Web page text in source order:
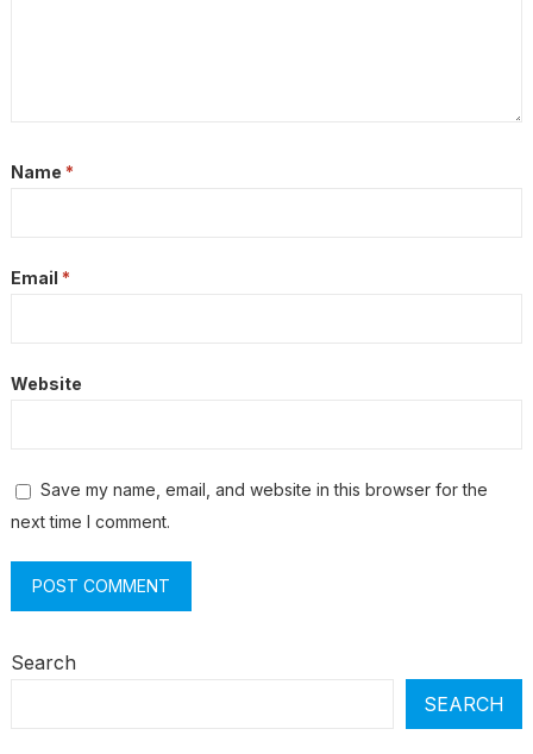
Name *
Email *
Website
Save my name, email, and website in this browser for the
next time I comment.
Search
SEARCH